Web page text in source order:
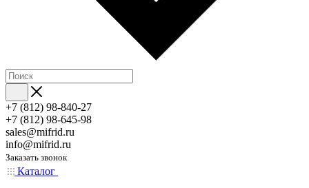
+7 (812) 98-840-27
+7 (812) 98-645-98
sales@mifrid.ru
info@mifrid.ru
Заказать звонок
Каталог